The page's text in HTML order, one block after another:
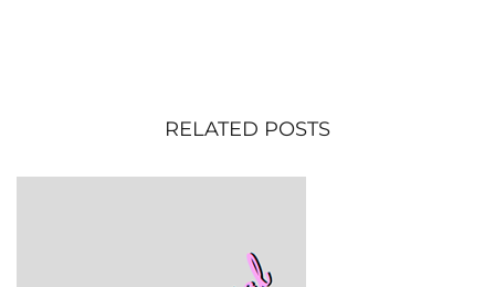
RELATED POSTS